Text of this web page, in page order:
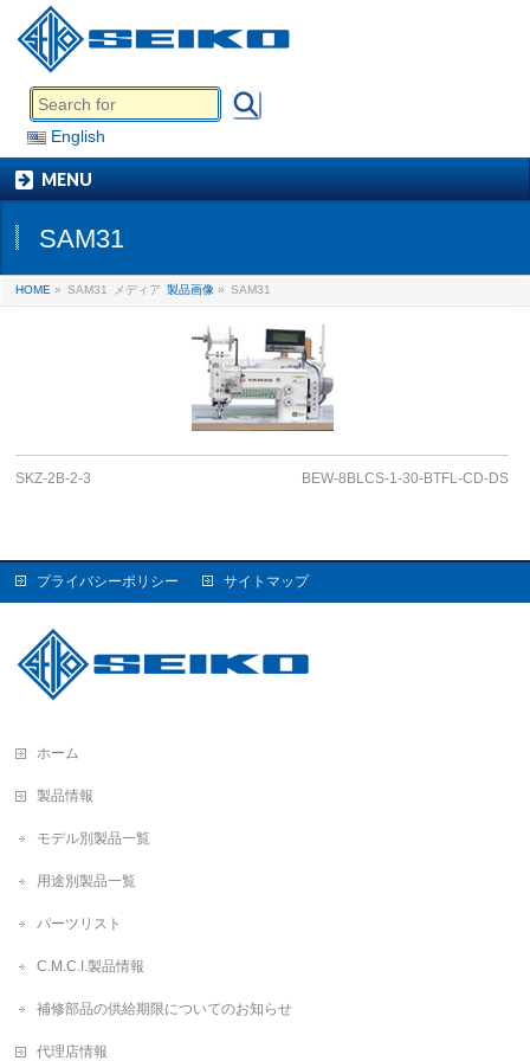
English
MENU
SAM31
HOME » SAM31 メディア 製品画像 » SAM31
SKZ-2B-2-3 BEW-8BLCS-1-30-BTFL-CD-DS
プライバシーポリシー サイトマップ
ホーム
製品情報
モデル別製品一覧
用途別製品一覧
パーツリスト
C.M.C.I.製品情報
補修部品の供給期限についてのお知らせ
代理店情報